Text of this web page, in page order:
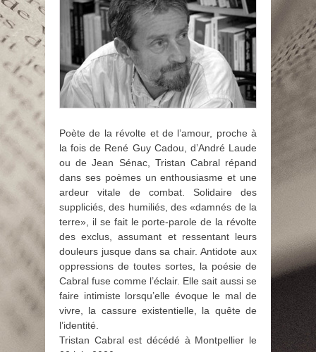
Poète de la révolte et de l’amour, proche à
la fois de René Guy Cadou, d’André Laude
ou de Jean Sénac, Tristan Cabral répand
dans ses poèmes un enthousiasme et une
ardeur vitale de combat. Solidaire des
suppliciés, des humiliés, des «damnés de la
terre», il se fait le porte-parole de la révolte
des exclus, assumant et ressentant leurs
douleurs jusque dans sa chair. Antidote aux
oppressions de toutes sortes, la poésie de
Cabral fuse comme l’éclair. Elle sait aussi se
faire intimiste lorsqu’elle évoque le mal de
vivre, la cassure existentielle, la quête de
l’identité.
Tristan Cabral est décédé à Montpellier le